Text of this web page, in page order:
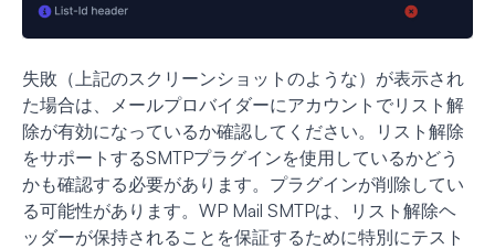
失敗（上記のスクリーンショットのような）が表示され
た場合は、メールプロバイダーにアカウントでリスト解
除が有効になっているか確認してください。リスト解除
をサポートするSMTPプラグインを使用しているかどう
かも確認する必要があります。プラグインが削除してい
る可能性があります。WP Mail SMTPは、リスト解除ヘ
ッダーが保持されることを保証するために特別にテスト